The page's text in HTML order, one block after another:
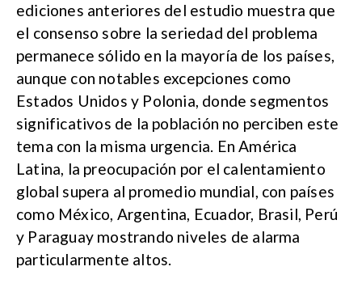
ediciones anteriores del estudio muestra que
el consenso sobre la seriedad del problema
permanece sólido en la mayoría de los países,
aunque con notables excepciones como
Estados Unidos y Polonia, donde segmentos
significativos de la población no perciben este
tema con la misma urgencia. En América
Latina, la preocupación por el calentamiento
global supera al promedio mundial, con países
como México, Argentina, Ecuador, Brasil, Perú
y Paraguay mostrando niveles de alarma
particularmente altos.